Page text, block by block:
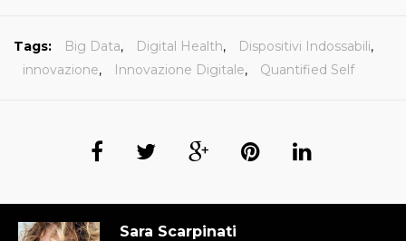
Tags: Big Data, Digital Health, Dispositivi Indossabili,
innovazione, Innovazione Digitale, Quantified Self
Sara Scarpinati